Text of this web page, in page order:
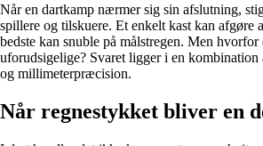
Når en dartkamp nærmer sig sin afslutning,
spillere og tilskuere. Et enkelt kast kan afgøre
bedste kan snuble på målstregen. Men
uforudsigelige? Svaret ligger i en
og millimeterpræcision.
Når regnestykket bliver en